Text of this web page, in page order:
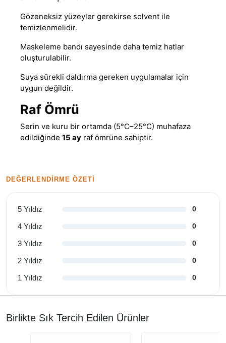
Gözeneksiz yüzeyler gerekirse solvent ile
temizlenmelidir.
Maskeleme bandı sayesinde daha temiz hatlar
oluşturulabilir.
Suya sürekli daldırma gereken uygulamalar için
uygun değildir.
Raf Ömrü
Serin ve kuru bir ortamda (5°C–25°C) muhafaza
edildiğinde 15 ay raf ömrüne sahiptir.
DEĞERLENDIRME ÖZETI
5 Yıldız 0
4 Yıldız 0
3 Yıldız 0
2 Yıldız 0
1 Yıldız 0
Birlikte Sık Tercih Edilen Ürünler